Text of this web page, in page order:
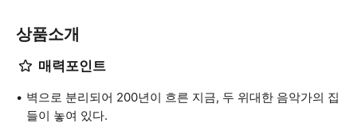
상품소개
매력포인트
벽으로 분리되어 200년이 흐른 지금, 두 위대한 음악가의 집
들이 놓여 있다.